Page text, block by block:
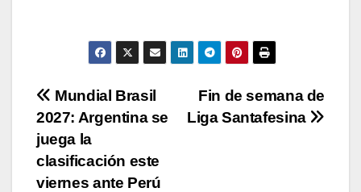
p
b
o
o
k
Li
n
ar
tir
Navegación
de
entradas
Fin de semana de
Liga Santafesina
Mundial Brasil
2027: Argentina se
juega la
clasificación este
viernes ante Perú